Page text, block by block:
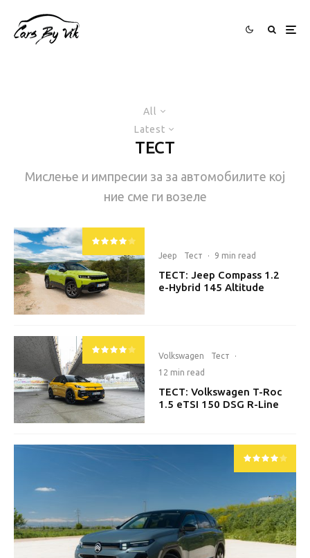
All
Latest
ТЕСТ
Мислење и импресии за за автомобилите кој
ние сме ги возеле
Jeep Тест · 9 min read
ТЕСТ: Jeep Compass 1.2
e-Hybrid 145 Altitude
Volkswagen Тест
·
12 min read
ТЕСТ: Volkswagen T-Roc
1.5 eTSI 150 DSG R-Line